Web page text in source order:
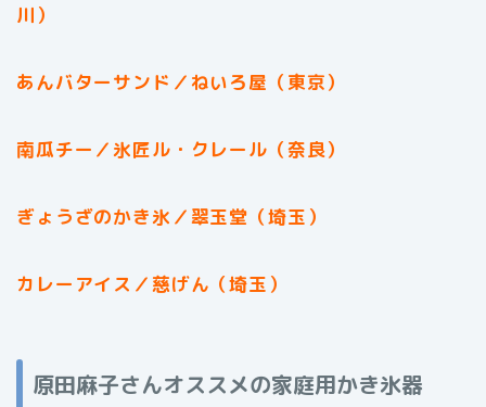
川）
あんバターサンド／ねいろ屋（東京）
南瓜チー／氷匠ル・クレール（奈良）
ぎょうざのかき氷／翠玉堂（埼玉）
カレーアイス／慈げん（埼玉）
原田麻子さんオススメの家庭用かき氷器